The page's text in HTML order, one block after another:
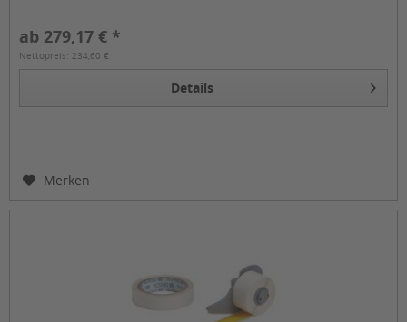
ab 279,17 € *
Nettopreis: 234,60 €
Details
Merken